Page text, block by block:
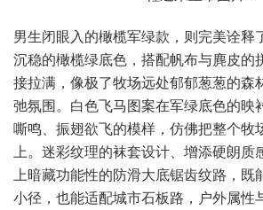
男生闭眼入的橄榄军绿款，则完美诠释
沉稳的橄榄绿底色，搭配帆布与麂皮的
接拉满，像极了牧场远处郁郁葱葱的森
弛氛围。白色飞马图案在军绿底色的映
嘶鸣、振翅欲飞的模样，仿佛把整个牧
上。迷彩纹理的袜套设计、增添硬朗质
上暗藏功能性的防滑大底锯齿纹路，既
小径，也能适配城市石板路，户外属性